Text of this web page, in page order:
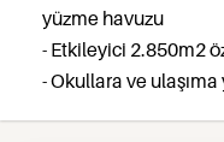
yüzme havuzu
- Etkileyici 2.850m2
- Okullara ve